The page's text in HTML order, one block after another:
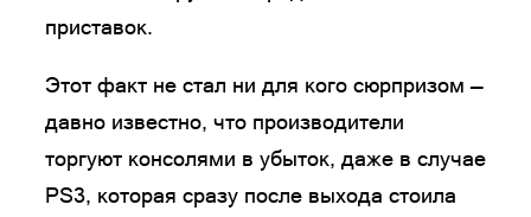
приставок.
Этот факт не стал ни для кого сюрпризом —
давно известно, что производители
торгуют консолями в убыток, даже в случае
PS3, которая сразу после выхода стоила